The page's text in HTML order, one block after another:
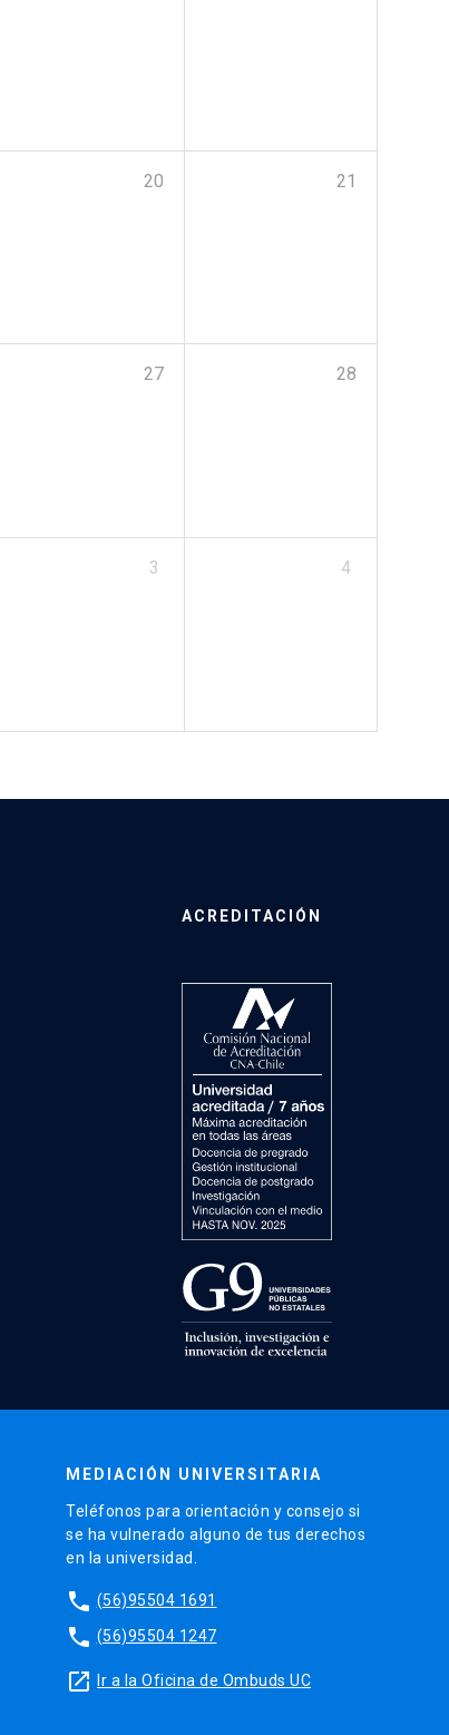
20 21
27 28
3 4
ACREDITACIÓN
MEDIACIÓN UNIVERSITARIA
Teléfonos para orientación y consejo si
se ha vulnerado alguno de tus derechos
en la universidad.
phone (56)95504 1691
phone (56)95504 1247
launch Ir a la Oficina de Ombuds UC